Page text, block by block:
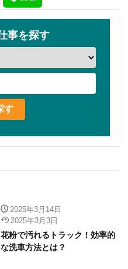
2025年3月14日
2025年3月3日
花粉で汚れるトラック！効率的
な洗車方法とは？